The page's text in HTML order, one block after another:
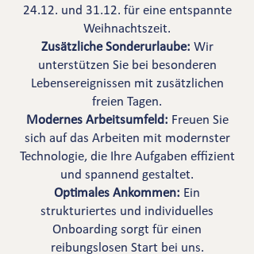
24.12. und 31.12. für eine entspannte
Weihnachtszeit.
Zusätzliche Sonderurlaube: Wir
unterstützen Sie bei besonderen
Lebensereignissen mit zusätzlichen
freien Tagen.
Modernes Arbeitsumfeld: Freuen Sie
sich auf das Arbeiten mit modernster
Technologie, die Ihre Aufgaben effizient
und spannend gestaltet.
Optimales Ankommen: Ein
strukturiertes und individuelles
Onboarding sorgt für einen
reibungslosen Start bei uns.